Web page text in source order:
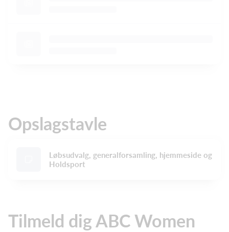
Opslagstavle
Løbsudvalg, generalforsamling, hjemmeside og
Holdsport
Tilmeld dig ABC Women